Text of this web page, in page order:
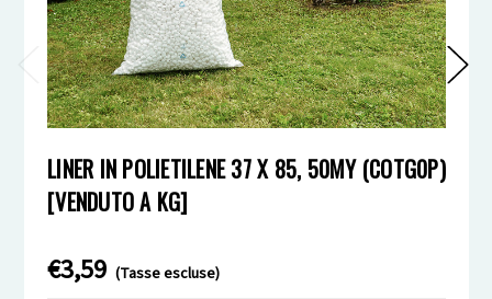
LINER IN POLIETILENE 37 X 85, 50MY (COTG0P)
[VENDUTO A KG]
€3,59 (Tasse escluse)